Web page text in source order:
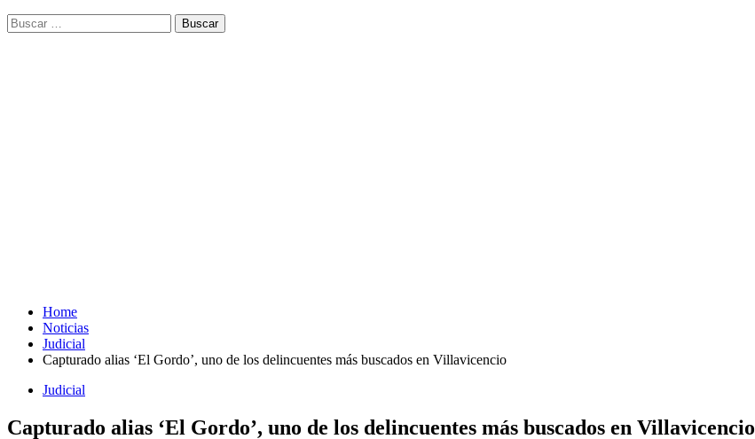
Buscar:
Home
Noticias
Judicial
Capturado alias ‘El Gordo’, uno de los delincuentes más buscados en Villavicencio
Judicial
Capturado alias ‘El Gordo’, uno de los delincuentes más buscados en Villavicencio